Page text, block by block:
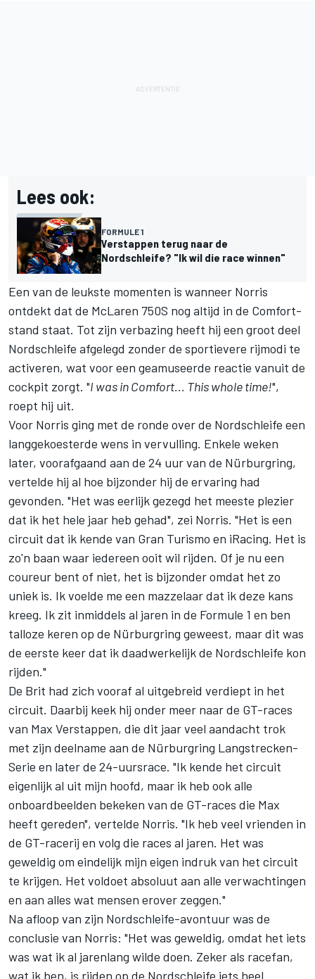
Lees ook:
FORMULE 1
Verstappen terug naar de
Nordschleife? "Ik wil die race winnen"
Een van de leukste momenten is wanneer Norris
ontdekt dat de McLaren 750S nog altijd in de Comfort-
stand staat. Tot zijn verbazing heeft hij een groot deel
Nordschleife afgelegd zonder de sportievere rijmodi te
activeren, wat voor een geamuseerde reactie vanuit de
cockpit zorgt. "I was in Comfort... This whole time!",
roept hij uit.
Voor Norris ging met de ronde over de Nordschleife een
langgekoesterde wens in vervulling. Enkele weken
later, voorafgaand aan de 24 uur van de Nürburgring,
vertelde hij al hoe bijzonder hij de ervaring had
gevonden. "Het was eerlijk gezegd het meeste plezier
dat ik het hele jaar heb gehad", zei Norris. "Het is een
circuit dat ik kende van Gran Turismo en iRacing. Het is
zo'n baan waar iedereen ooit wil rijden. Of je nu een
coureur bent of niet, het is bijzonder omdat het zo
uniek is. Ik voelde me een mazzelaar dat ik deze kans
kreeg. Ik zit inmiddels al jaren in de Formule 1 en ben
talloze keren op de Nürburgring geweest, maar dit was
de eerste keer dat ik daadwerkelijk de Nordschleife kon
rijden."
De Brit had zich vooraf al uitgebreid verdiept in het
circuit. Daarbij keek hij onder meer naar de GT-races
van Max Verstappen, die dit jaar veel aandacht trok
met zijn deelname aan de Nürburgring Langstrecken-
Serie en later de 24-uursrace. "Ik kende het circuit
eigenlijk al uit mijn hoofd, maar ik heb ook alle
onboardbeelden bekeken van de GT-races die Max
heeft gereden", vertelde Norris. "Ik heb veel vrienden in
de GT-racerij en volg die races al jaren. Het was
geweldig om eindelijk mijn eigen indruk van het circuit
te krijgen. Het voldoet absoluut aan alle verwachtingen
en aan alles wat mensen erover zeggen."
Na afloop van zijn Nordschleife-avontuur was de
conclusie van Norris: "Het was geweldig, omdat het iets
was wat ik al jarenlang wilde doen. Zeker als racefan,
wat ik ben, is rijden op de Nordschleife iets heel